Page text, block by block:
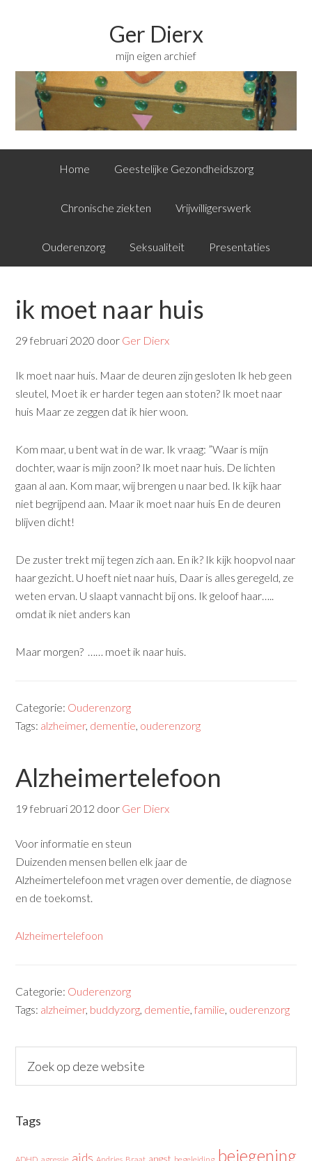
Ger Dierx
mijn eigen archief
Home Geestelijke Gezondheidszorg
Chronische ziekten Vrijwilligerswerk
Ouderenzorg Seksualiteit Presentaties
ik moet naar huis
29 februari 2020 door Ger Dierx
Ik moet naar huis. Maar de deuren zijn gesloten Ik heb geen
sleutel, Moet ik er harder tegen aan stoten? Ik moet naar
huis Maar ze zeggen dat ik hier woon.
Kom maar, u bent wat in de war. Ik vraag: ”Waar is mijn
dochter, waar is mijn zoon? Ik moet naar huis. De lichten
gaan al aan. Kom maar, wij brengen u naar bed. Ik kijk haar
niet begrijpend aan. Maar ik moet naar huis En de deuren
blijven dicht!
De zuster trekt mij tegen zich aan. En ik? Ik kijk hoopvol naar
haar gezicht. U hoeft niet naar huis, Daar is alles geregeld, ze
weten ervan. U slaapt vannacht bij ons. Ik geloof haar…..
omdat ik niet anders kan
Maar morgen? …… moet ik naar huis.
Categorie: Ouderenzorg
Tags: alzheimer, dementie, ouderenzorg
Alzheimertelefoon
19 februari 2012 door Ger Dierx
Voor informatie en steun
Duizenden mensen bellen elk jaar de
Alzheimertelefoon met vragen over dementie, de diagnose
en de toekomst.
Alzheimertelefoon
Categorie: Ouderenzorg
Tags: alzheimer, buddyzorg, dementie,familie, ouderenzorg
Tags
aids angst bejegening